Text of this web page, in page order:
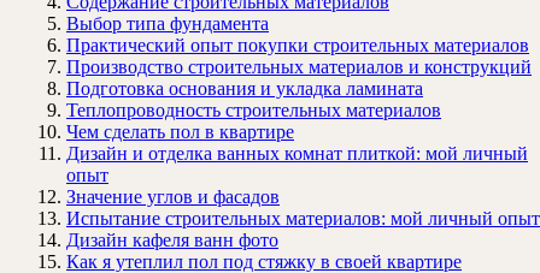
Выбор типа фундамента
Практический опыт покупки строительных материалов
Производство строительных материалов и конструкций
Подготовка основания и укладка ламината
Теплопроводность строительных материалов
Чем сделать пол в квартире
Дизайн и отделка ванных комнат плиткой: мой личный
опыт
Значение углов и фасадов
Испытание строительных материалов: мой личный опыт
Дизайн кафеля ванн фото
Как я утеплил пол под стяжку в своей квартире